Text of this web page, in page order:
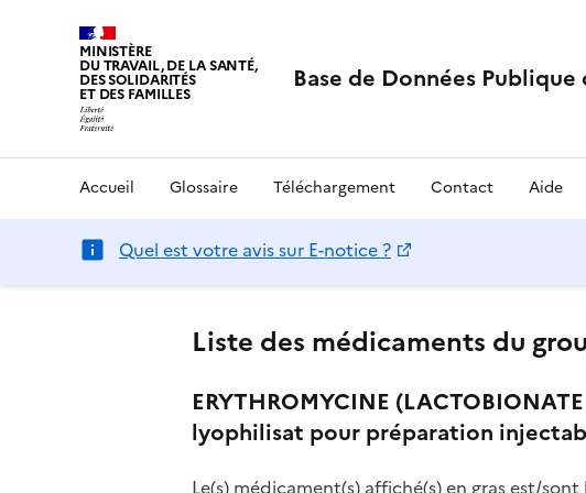
MINISTÈRE
DU TRAVAIL, DE LA SANTÉ,
DES SOLIDARITÉS
ET DES FAMILLES Base de Données
Accueil Glossaire Téléchargement Contact Aide
Quel est votre avis sur E-notice ?
Liste des médicaments du
ERYTHROMYCINE
lyophilisat pour préparation
Le(s) médicament(s) affiché(s) en gras est/